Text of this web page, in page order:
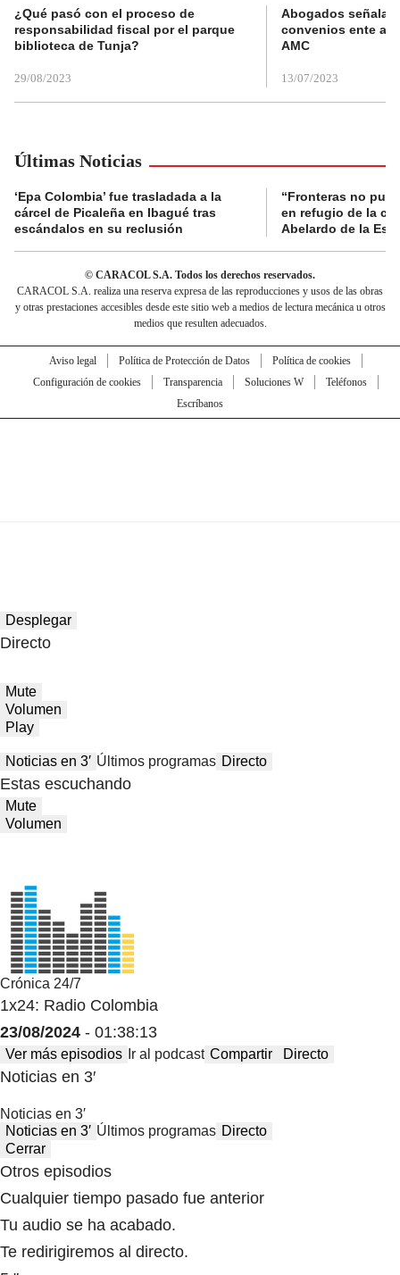
¿Qué pasó con el proceso de
responsabilidad fiscal por el parque
biblioteca de Tunja?
29/08/2023
Abogados
convenios ente
AMC
13/07/2023
Últimas Noticias
‘Epa Colombia’ fue trasladada a la
cárcel de Picaleña en Ibagué tras
escándalos en su reclusión
“Fronteras no
en refugio de la
Abelardo de la
© CARACOL S.A. Todos los derechos reservados.
CARACOL S.A. realiza una reserva expresa de las reproducciones y usos de las obras
y otras prestaciones accesibles desde este sitio web a medios de lectura mecánica u otros
medios que resulten adecuados.
Aviso legal Política de Protección de Datos
Política de cookies
Configuración de cookies
Transparencia Soluciones W
Teléfonos
Escríbanos
Desplegar
Directo
Mute
Volumen
Play
Noticias en 3′ Últimos programas Directo
Estas escuchando
Mute
Volumen
Crónica 24/7
1x24: Radio Colombia
23/08/2024 - 01:38:13
Ver más episodios Ir al podcast Compartir Directo
Noticias en 3′
Noticias en 3′
Noticias en 3′ Últimos programas Directo
Cerrar
Otros episodios
Cualquier tiempo pasado fue anterior
Tu audio se ha acabado.
Te redirigiremos al directo.